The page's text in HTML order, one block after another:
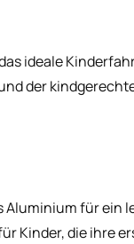
ideale
der
Aluminium für ein
Kinder, die ihre